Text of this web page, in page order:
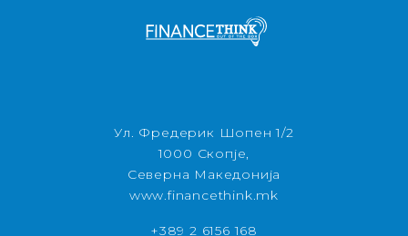
Ул. Фредерик Шопен 1/2
1000 Скопје,
Северна Македонија
www.financethink.mk
+389 2 6156 168